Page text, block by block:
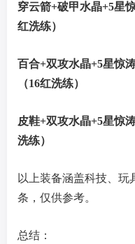
穿云箭+破甲水晶+5星
红洗练）
百合+双攻水晶+5星惊
（16红洗练）
皮鞋+双攻水晶+5星惊
洗练）
以上装备涵盖科技、玩
条，仅供参考。
总结：